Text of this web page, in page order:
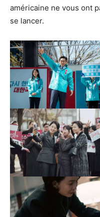
américaine ne vous ont
se lancer.